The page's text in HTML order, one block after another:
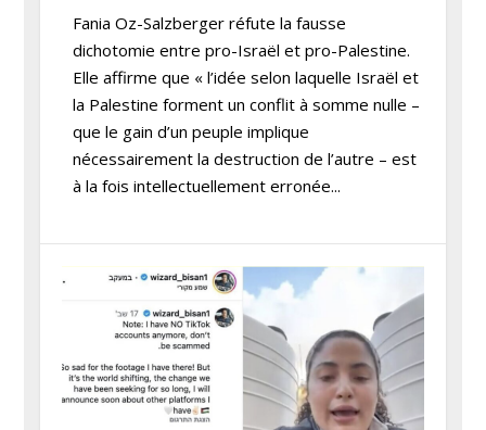
Fania Oz-Salzberger réfute la fausse
dichotomie entre pro-Israël et pro-Palestine.
Elle affirme que « l’idée selon laquelle Israël et
la Palestine forment un conflit à somme nulle –
que le gain d’un peuple implique
nécessairement la destruction de l’autre – est
à la fois intellectuellement erronée...